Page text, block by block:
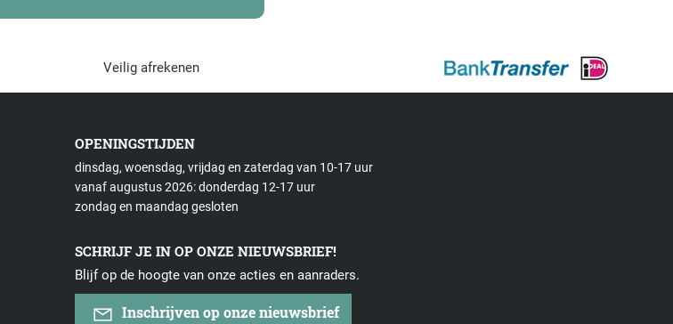
Veilig afrekenen
OPENINGSTIJDEN
dinsdag, woensdag, vrijdag en zaterdag van 10-17 uur
vanaf augustus 2026: donderdag 12-17 uur
zondag en maandag gesloten
SCHRIJF JE IN OP ONZE NIEUWSBRIEF!
Blijf op de hoogte van onze acties en aanraders.
Inschrijven op onze nieuwsbrief